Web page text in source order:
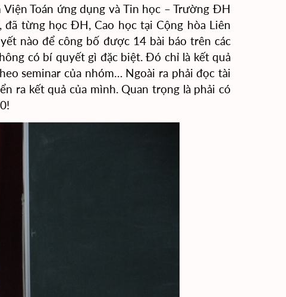
Toán ứng dụng và Tin học – Trường ĐH
đã từng học ĐH, Cao học tại Cộng hòa Liên
nào để công bố được 14 bài báo trên các
có bí quyết gì đặc biệt. Đó chỉ là kết quả
seminar của nhóm… Ngoài ra phải đọc tài
ra kết quả của mình. Quan trọng là phải có